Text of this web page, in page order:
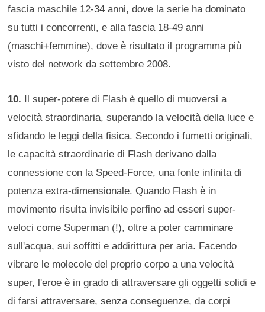
fascia maschile 12-34 anni, dove la serie ha dominato
su tutti i concorrenti, e alla fascia 18-49 anni
(maschi+femmine), dove è risultato il programma più
visto del network da settembre 2008.
10. Il super-potere di Flash è quello di muoversi a
velocità straordinaria, superando la velocità della luce e
sfidando le leggi della fisica. Secondo i fumetti originali,
le capacità straordinarie di Flash derivano dalla
connessione con la Speed-Force, una fonte infinita di
potenza extra-dimensionale. Quando Flash è in
movimento risulta invisibile perfino ad esseri super-
veloci come Superman (!), oltre a poter camminare
sull'acqua, sui soffitti e addirittura per aria. Facendo
vibrare le molecole del proprio corpo a una velocità
super, l'eroe è in grado di attraversare gli oggetti solidi e
di farsi attraversare, senza conseguenze, da corpi